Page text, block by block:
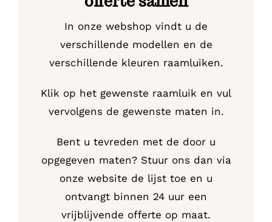
In onze webshop vindt u de
verschillende modellen en de
verschillende kleuren raamluiken.
Klik op het gewenste raamluik en vul
vervolgens de gewenste maten in.
Bent u tevreden met de door u
opgegeven maten? Stuur ons dan via
onze website de lijst toe en u
ontvangt binnen 24 uur een
vrijblijvende offerte op maat.